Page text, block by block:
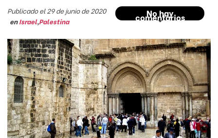
No hay
comentarios
Publicado el 29 de junio de 2020
enIsrael,Palestina